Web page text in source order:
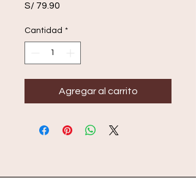
S/ 79.90
Cantidad *
Agregar al carrito